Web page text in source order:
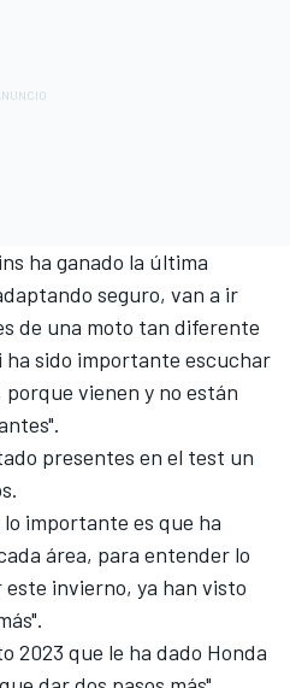
ha ganado la última
seguro, van a ir
de una moto tan diferente
ha sido importante escuchar
vienen y no están
presentes en el test un
importante es que ha
área, para entender lo
invierno, ya han visto
2023 que le ha dado Honda